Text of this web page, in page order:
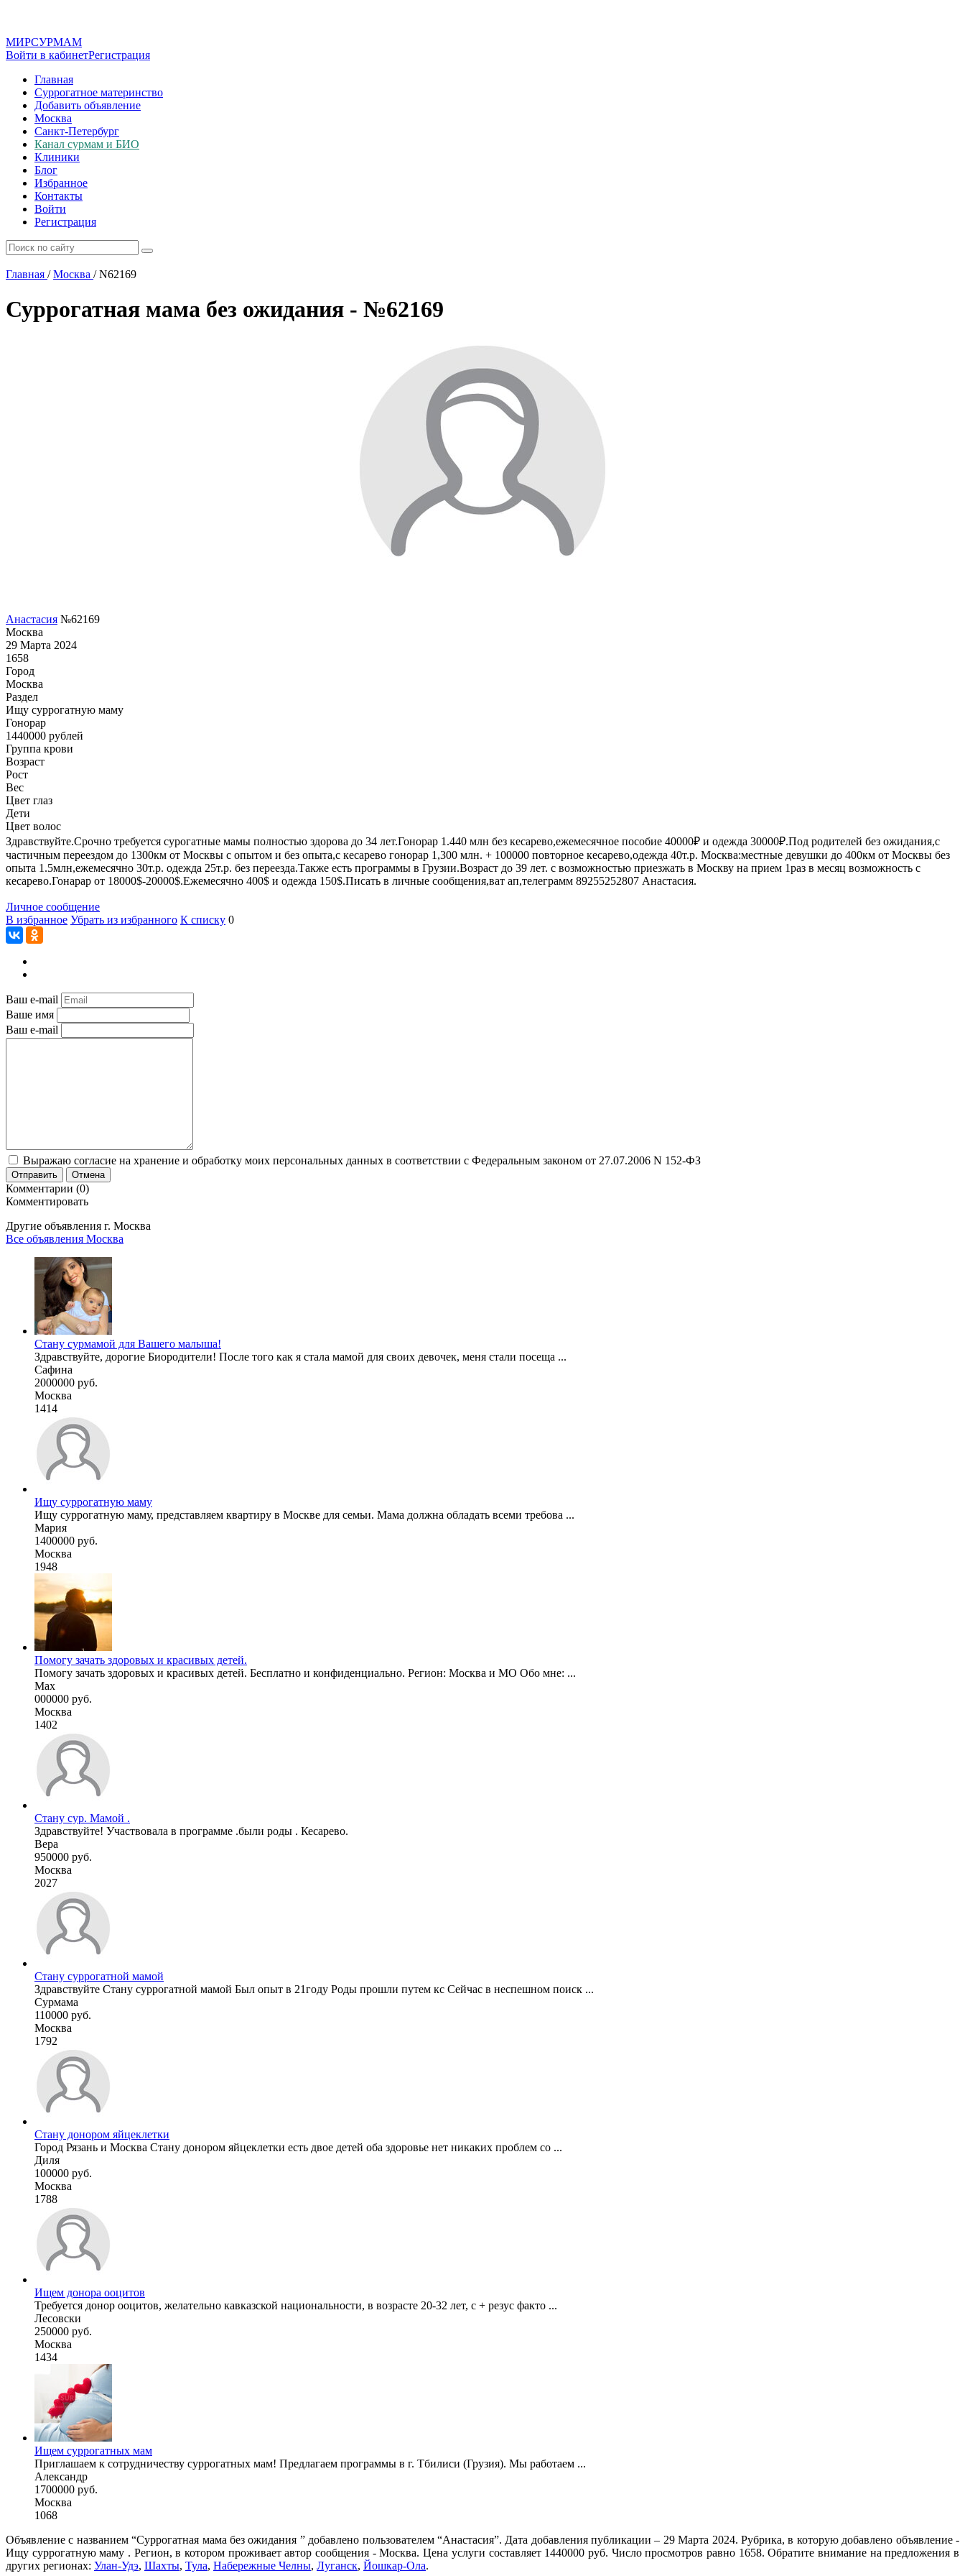
МИРСУРМАМ
Войти в кабинетРегистрация
Главная
Суррогатное материнство
Добавить объявление
Москва
Санкт-Петербург
Канал сурмам и БИО
Клиники
Блог
Избранное
Контакты
Войти
Регистрация
Главная / Москва /N62169
Суррогатная мама без ожидания - №62169
Анастасия №62169
Москва
29 Марта 2024
1658
Город
Москва
Раздел
Ищу суррогатную маму
Гонoрар
1440000 рублей
Группа крови
Возраст
Рост
Вес
Цвет глаз
Дети
Цвет волос
Здравствуйте.Срочно требуется сурогатные мамы полностью здорова до 34 лет.Гонорар 1.440 млн без кесарево,ежемесячное пособие 40000₽ и одежда 30000₽.Под родителей без ожидания,с
частичным переездом до 1300км от Москвы с опытом и без опыта,с кесарево гонорар 1,300 млн. + 100000 повторное кесарево,одежда 40т.р. Москва:местные девушки до 400км от Москвы без
опыта 1.5млн,ежемесячно 30т.р. одежда 25т.р. без переезда.Также есть программы в Грузии.Возраст до 39 лет. с возможностью приезжать в Москву на прием 1раз в месяц возможность с
кесарево.Гонарар от 18000$-20000$.Ежемесячно 400$ и одежда 150$.Писать в личные сообщения,ват ап,телеграмм 89255252807 Анастасия.
Личное сообщение
В избранное Убрать из избранного К списку 0
Ваш e-mail
Ваше имя
Ваш e-mail
Выражаю согласие на хранение и обработку моих персональных данных в соответствии с Федеральным законом от 27.07.2006 N 152-ФЗ
Отправить Отмена
Комментарии (0)
Комментировать
Другие объявления г. Москва
Все объявления Москва
Стану сурмамой для Вашего малыша!
Здравствуйте, дорогие Биородители! После того как я стала мамой для своих девочек, меня стали посеща ...
Сафина
2000000 руб.
Москва
1414
Ищу суррогатную маму
Ищу суррогатную маму, представляем квартиру в Москве для семьи. Мама должна обладать всеми требова ...
Мария
1400000 руб.
Москва
1948
Помогу зачать здоровых и красивых детей.
Помогу зачать здоровых и красивых детей. Бесплатно и конфиденциально. Регион: Москва и МО Обо мне: ...
Max
000000 руб.
Москва
1402
Стану сур. Мамой .
Здравствуйте! Участвовала в программе .были роды . Кесарево.
Вера
950000 руб.
Москва
2027
Стану суррогатной мамой
Здравствуйте Стану суррогатной мамой Был опыт в 21году Роды прошли путем кс Сейчас в неспешном поиск ...
Сурмама
110000 руб.
Москва
1792
Стану донором яйцеклетки
Город Рязань и Москва Стану донором яйцеклетки есть двое детей оба здоровье нет никаких проблем со ...
Диля
100000 руб.
Москва
1788
Ищем донора ооцитов
Требуется донор ооцитов, желательно кавказской национальности, в возрасте 20-32 лет, с + резус факто ...
Лесовски
250000 руб.
Москва
1434
Ищем суррогатных мам
Приглашаем к сотрудничеству суррогатных мам! Предлагаем программы в г. Тбилиси (Грузия). Мы работаем ...
Александр
1700000 руб.
Москва
1068
Объявление с названием “Суррогатная мама без ожидания ” добавлено пользователем “Анастасия”. Дата добавления публикации – 29 Марта 2024. Рубрика, в которую добавлено объявление -
Ищу суррогатную маму . Регион, в котором проживает автор сообщения - Москва. Цена услуги составляет 1440000 руб. Число просмотров равно 1658. Обратите внимание на предложения в
других регионах: Улан-Удэ, Шахты, Тула, Набережные Челны, Луганск, Йошкар-Ола.